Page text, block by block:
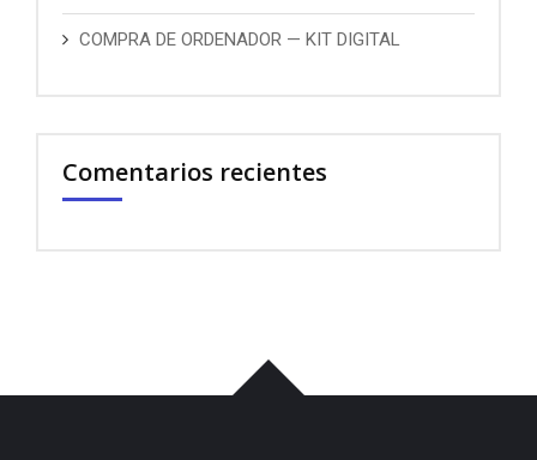
COMPRA DE ORDENADOR — KIT DIGITAL
Comentarios recientes